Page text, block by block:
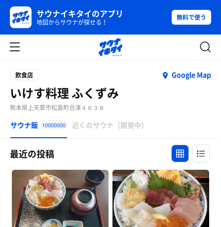
サウナイキタイのアプリ
地図からサウナが探せる！
無料で使う
飲食店 Google Map
いけす料理 ふくずみ
熊本県上天草市松島町合津４６３８
サウナ飯 10000000 近くのサウナ（開発中）
最近の投稿